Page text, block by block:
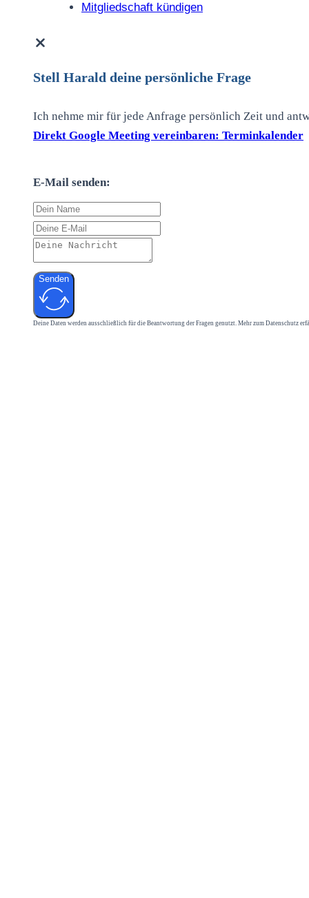
Mitgliedschaft kündigen
Stell Harald deine persönliche Frage
Ich nehme mir für jede Anfrage persönlich Zeit und
Direkt Google Meeting vereinbaren: Terminkalender
E-Mail senden:
Senden
Deine Daten werden ausschließlich für die Beantwortung der Fragen genutzt. Mehr zum Datenschutz